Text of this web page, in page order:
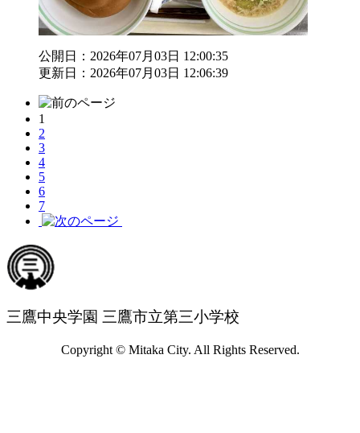
公開日：2026年07月03日 12:00:35
更新日：2026年07月03日 12:06:39
1
2
3
4
5
6
7
三鷹中央学園 三鷹市立第三小学校
Copyright © Mitaka City. All Rights Reserved.